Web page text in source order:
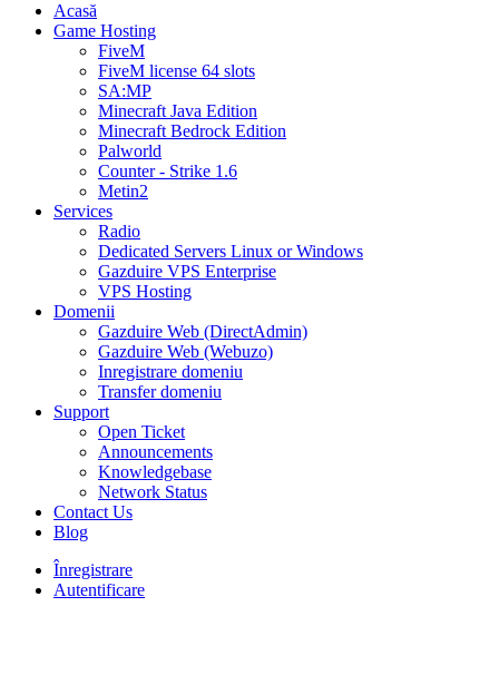
Acasă
Game Hosting
FiveM
FiveM license 64 slots
SA:MP
Minecraft Java Edition
Minecraft Bedrock Edition
Palworld
Counter - Strike 1.6
Metin2
Services
Radio
Dedicated Servers Linux or Windows
Gazduire VPS Enterprise
VPS Hosting
Domenii
Gazduire Web (DirectAdmin)
Gazduire Web (Webuzo)
Inregistrare domeniu
Transfer domeniu
Support
Open Ticket
Announcements
Knowledgebase
Network Status
Contact Us
Blog
Înregistrare
Autentificare